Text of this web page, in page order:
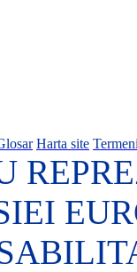
Harta site